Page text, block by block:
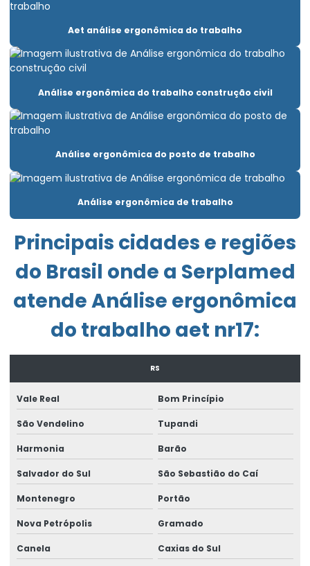
Elaboração ltcat
Elaboração de pcmso
Elaboração de pgr e pcmso
Elaborar pgr
Emissão de laudo de insalubridade
Emissão de laudo de periculosidade
Empresa de consultoria empresarial
Empresa de engenharia de segurança do trabalho
Empresa laudo de periculosidade
Empresa que faz ltcat
Empresa que faz pcmso
Empresa de treinamento de segurança do trabalho
Enviar eventos esocial
Envio do evento s 2221
Envio eventos periódicos esocial
Envio eventos sst esocial
Aet análise ergonômica do trabalho
Análise ergonômica do trabalho construção civil
Análise ergonômica do posto de trabalho
Análise ergonômica de trabalho
Principais cidades e regiões
do Brasil onde a Serplamed
atende Análise ergonômica
do trabalho aet nr17:
RS
Vale Real Bom Princípio
São Vendelino Tupandi
Harmonia Barão
Salvador do Sul São Sebastião do Caí
Montenegro Portão
Nova Petrópolis Gramado
Canela Caxias do Sul